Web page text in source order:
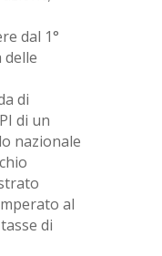
dal 1°
delle
di
di un
nazionale
al
di